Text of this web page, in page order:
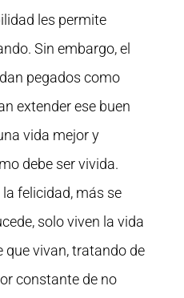
les permite
Sin embargo, el
pegados como
extender ese buen
vida mejor y
debe ser vivida.
felicidad, más se
solo viven la vida
que vivan, tratando de
constante de no